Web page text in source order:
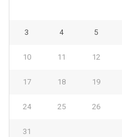
3 4 5
10 11 12
17 18 19
24 25 26
31